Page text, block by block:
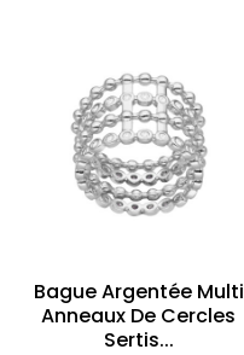
Bague Argentée Multi
Anneaux De Cercles
Sertis...